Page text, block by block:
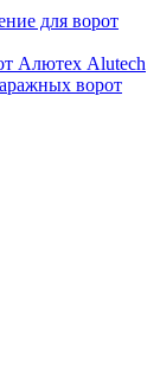
для ворот
Алютех Alutech
ворот